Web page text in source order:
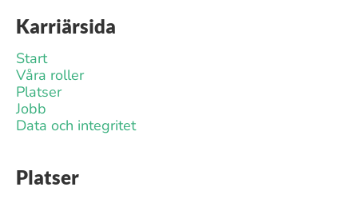
Karriärsida
Start
Våra roller
Platser
Jobb
Data och integritet
Platser